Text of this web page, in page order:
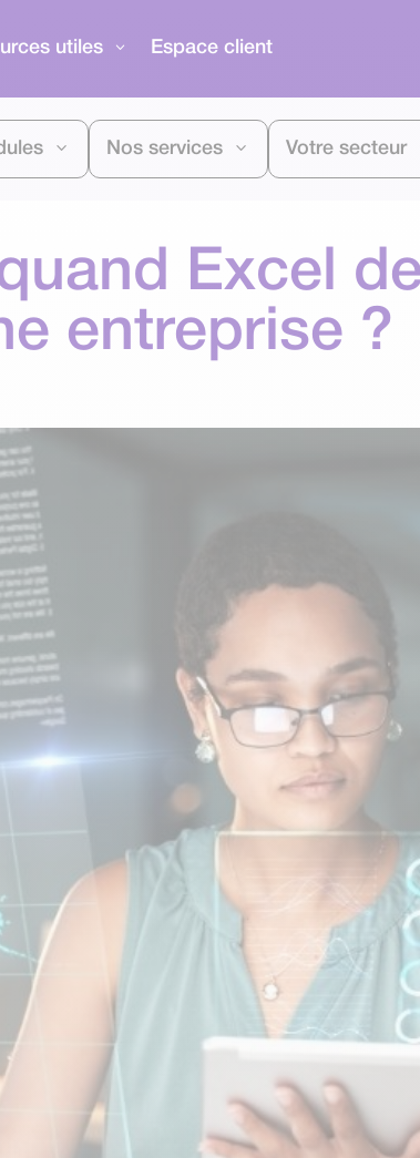
utiles Espace client
Nos services Votre secteur
Excel
entreprise ?